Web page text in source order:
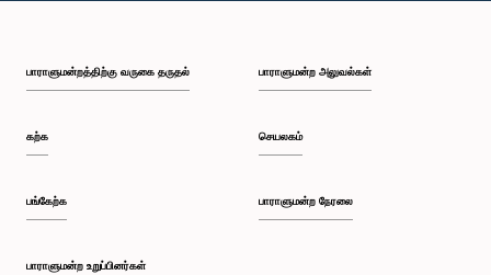
பாராளுமன்றத்திற்கு வருகை தருதல்
கற்க
பங்கேற்க
பாராளுமன்ற உறுப்பினர்கள்
பாராளுமன்ற அலுவல்கள்
செயலகம்
பாராளுமன்ற நேரலை